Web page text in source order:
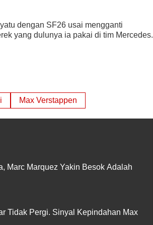
dengan SF26 usai mengganti
yang dulunya ia pakai di tim Mercedes.
Max Verstappen
Marc Marquez Yakin Besok Adalah
Tidak Pergi. Sinyal Kepindahan Max